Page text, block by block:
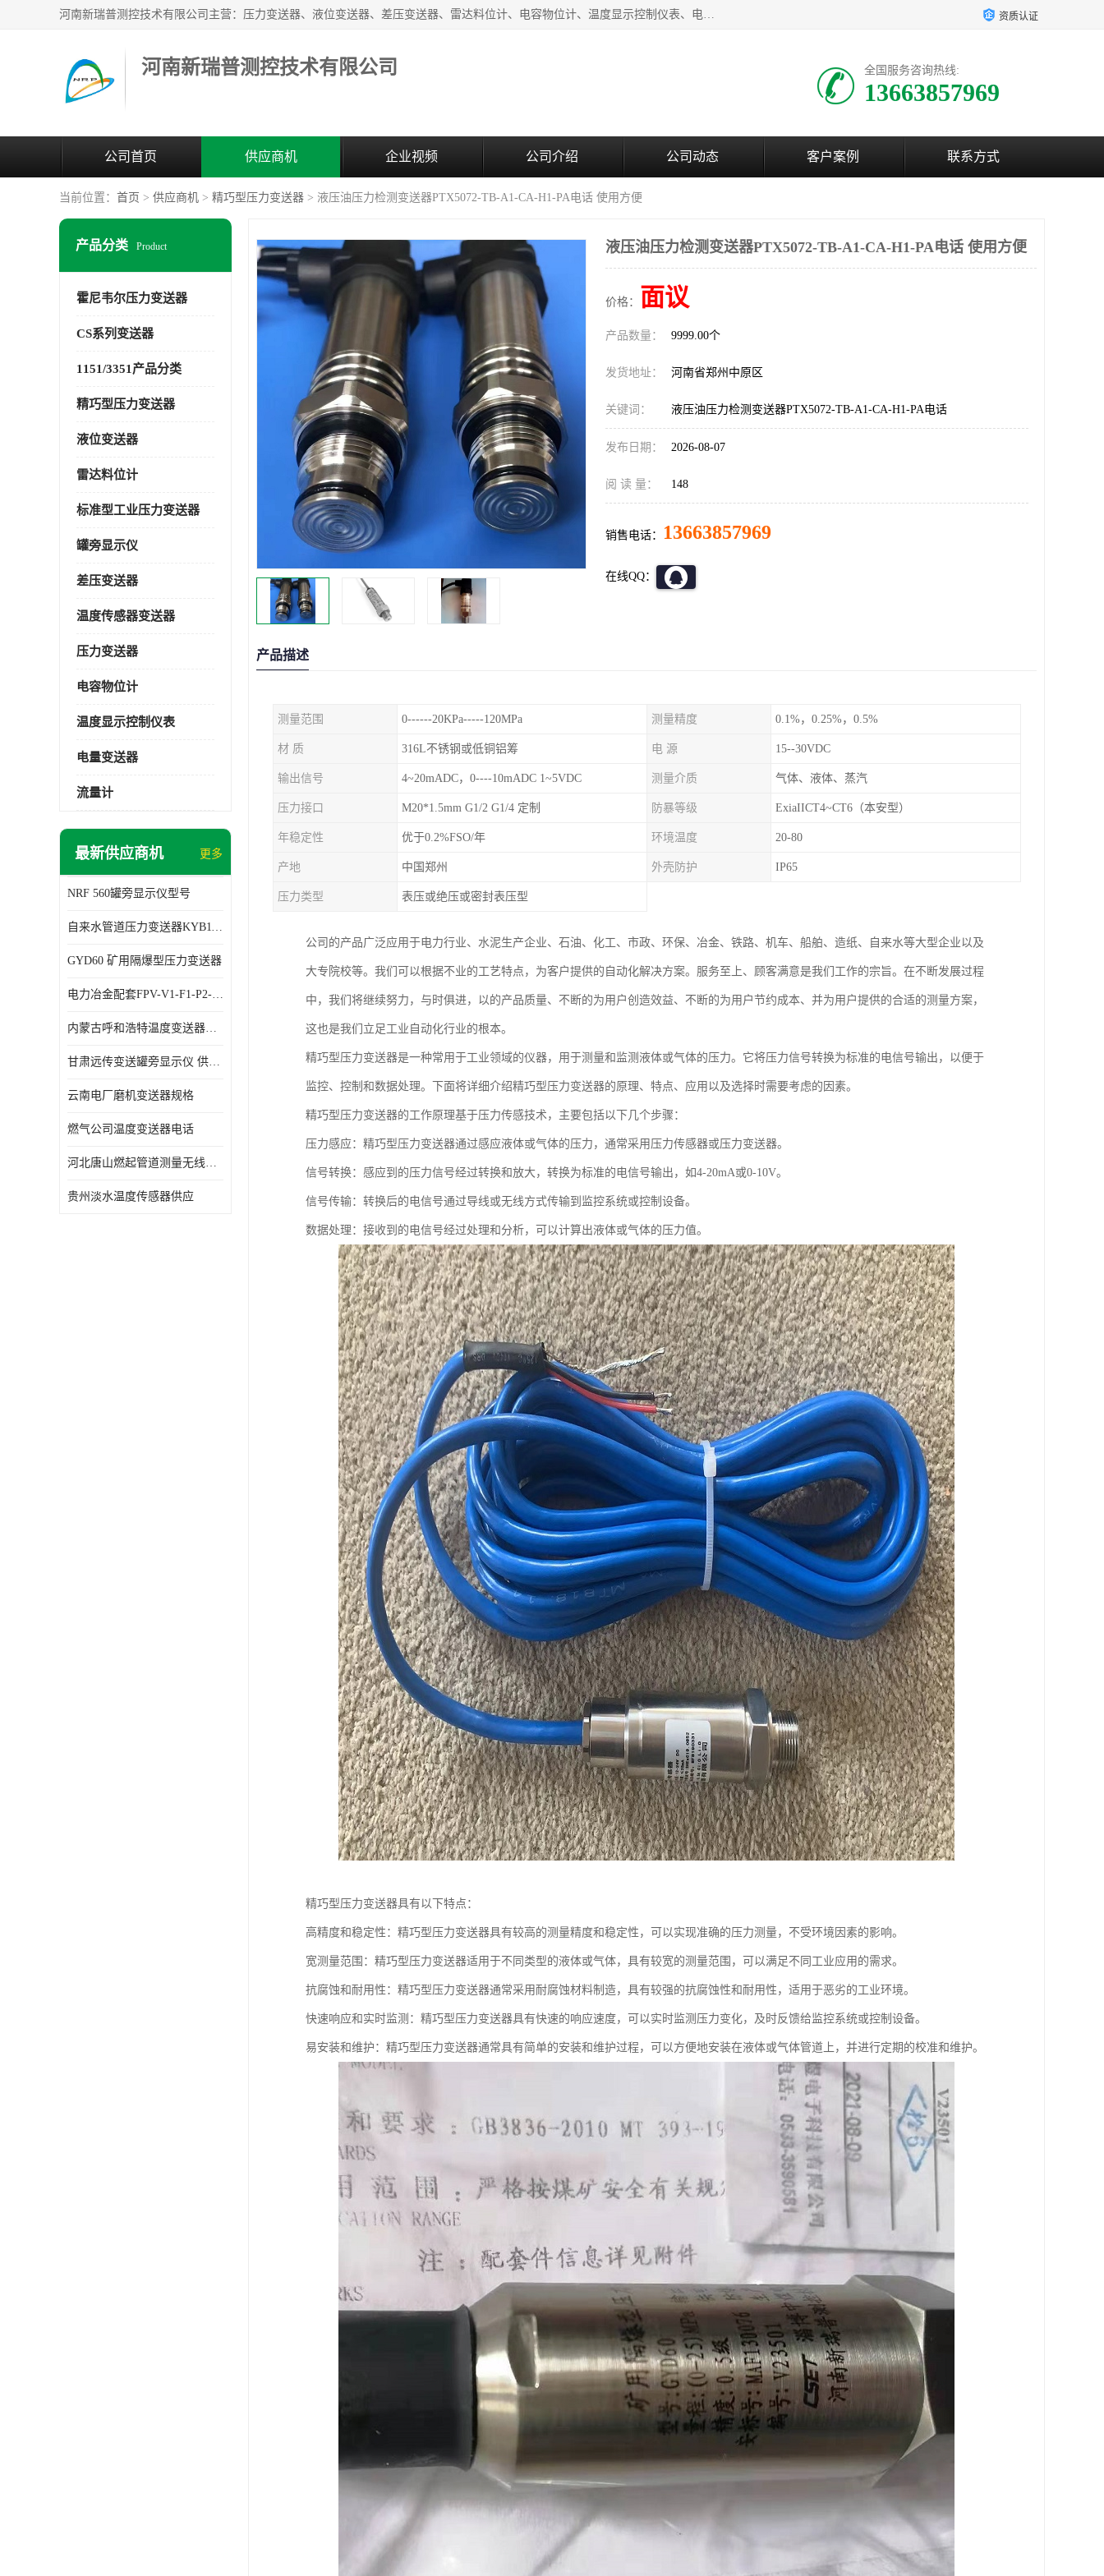
河南新瑞普测控技术有限公司主营：压力变送器、液位变送器、差压变送器、雷达料位计、电容物位计、温度显示控制仪表、电量变送器、流量计、工业自动化系统成套设备。 资质认证
河南新瑞普测控技术有限公司 全国服务咨询热线:
13663857969
公司首页 供应商机 企业视频 公司介绍 公司动态 客户案例 联系方式
当前位置： 首页 > 供应商机 > 精巧型压力变送器 > 液压油压力检测变送器PTX5072-TB-A1-CA-H1-PA电话 使用方便
产品分类 Product
霍尼韦尔压力变送器
CS系列变送器
1151/3351产品分类
精巧型压力变送器
液位变送器
雷达料位计
标准型工业压力变送器
罐旁显示仪
差压变送器
温度传感器变送器
压力变送器
电容物位计
温度显示控制仪表
电量变送器
流量计
最新供应商机 更多
NRF 560罐旁显示仪型号
自来水管道压力变送器KYB11G03M2型号 使用方便
GYD60 矿用隔爆型压力变送器
电力冶金配套FPV-V1-F1-P2-03电压变送器
内蒙古呼和浩特温度变送器配套罐旁显示仪供应 性能稳定
甘肃远传变送罐旁显示仪 供应及时
云南电厂磨机变送器规格
燃气公司温度变送器电话
河北唐山燃起管道测量无线压力变送器型号 性能稳定
贵州淡水温度传感器供应
液压油压力检测变送器PTX5072-TB-A1-CA-H1-PA电话 使用方便
价格： 面议
产品数量： 9999.00个
发货地址： 河南省郑州中原区
关键词： 液压油压力检测变送器PTX5072-TB-A1-CA-H1-PA电话
发布日期： 2026-08-07
阅 读 量： 148
销售电话： 13663857969
在线QQ：
产品描述
测量范围 0------20KPa-----120MPa 测量精度 0.1%，0.25%，0.5%
材 质 316L不锈钢或低铜铝筹 电 源 15--30VDC
输出信号 4~20mADC，0----10mADC 1~5VDC 测量介质 气体、液体、蒸汽
压力接口 M20*1.5mm G1/2 G1/4 定制 防暴等级 ExiaIICT4~CT6（本安型）
年稳定性 优于0.2%FSO/年 环境温度 20-80
产地 中国郑州 外壳防护 IP65
压力类型 表压或绝压或密封表压型
公司的产品广泛应用于电力行业、水泥生产企业、石油、化工、市政、环保、冶金、铁路、机车、船舶、造纸、自来水等大型企业以及
大专院校等。我们可以根据不业的工艺特点，为客户提供的自动化解决方案。服务至上、顾客满意是我们工作的宗旨。在不断发展过程
中，我们将继续努力，与时俱进，以的产品质量、不断的为用户创造效益、不断的为用户节约成本、并为用户提供的合适的测量方案，
这也是我们立足工业自动化行业的根本。
精巧型压力变送器是一种常用于工业领域的仪器，用于测量和监测液体或气体的压力。它将压力信号转换为标准的电信号输出，以便于
监控、控制和数据处理。下面将详细介绍精巧型压力变送器的原理、特点、应用以及选择时需要考虑的因素。
精巧型压力变送器的工作原理基于压力传感技术，主要包括以下几个步骤：
压力感应：精巧型压力变送器通过感应液体或气体的压力，通常采用压力传感器或压力变送器。
信号转换：感应到的压力信号经过转换和放大，转换为标准的电信号输出，如4-20mA或0-10V。
信号传输：转换后的电信号通过导线或无线方式传输到监控系统或控制设备。
数据处理：接收到的电信号经过处理和分析，可以计算出液体或气体的压力值。
精巧型压力变送器具有以下特点：
高精度和稳定性：精巧型压力变送器具有较高的测量精度和稳定性，可以实现准确的压力测量，不受环境因素的影响。
宽测量范围：精巧型压力变送器适用于不同类型的液体或气体，具有较宽的测量范围，可以满足不同工业应用的需求。
抗腐蚀和耐用性：精巧型压力变送器通常采用耐腐蚀材料制造，具有较强的抗腐蚀性和耐用性，适用于恶劣的工业环境。
快速响应和实时监测：精巧型压力变送器具有快速的响应速度，可以实时监测压力变化，及时反馈给监控系统或控制设备。
易安装和维护：精巧型压力变送器通常具有简单的安装和维护过程，可以方便地安装在液体或气体管道上，并进行定期的校准和维护。